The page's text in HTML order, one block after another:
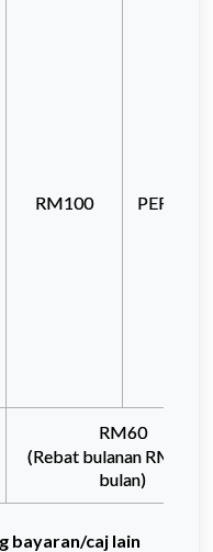
RM100
RM60
(Rebat bulanan RM5 x
bulan)
bayaran/caj lain